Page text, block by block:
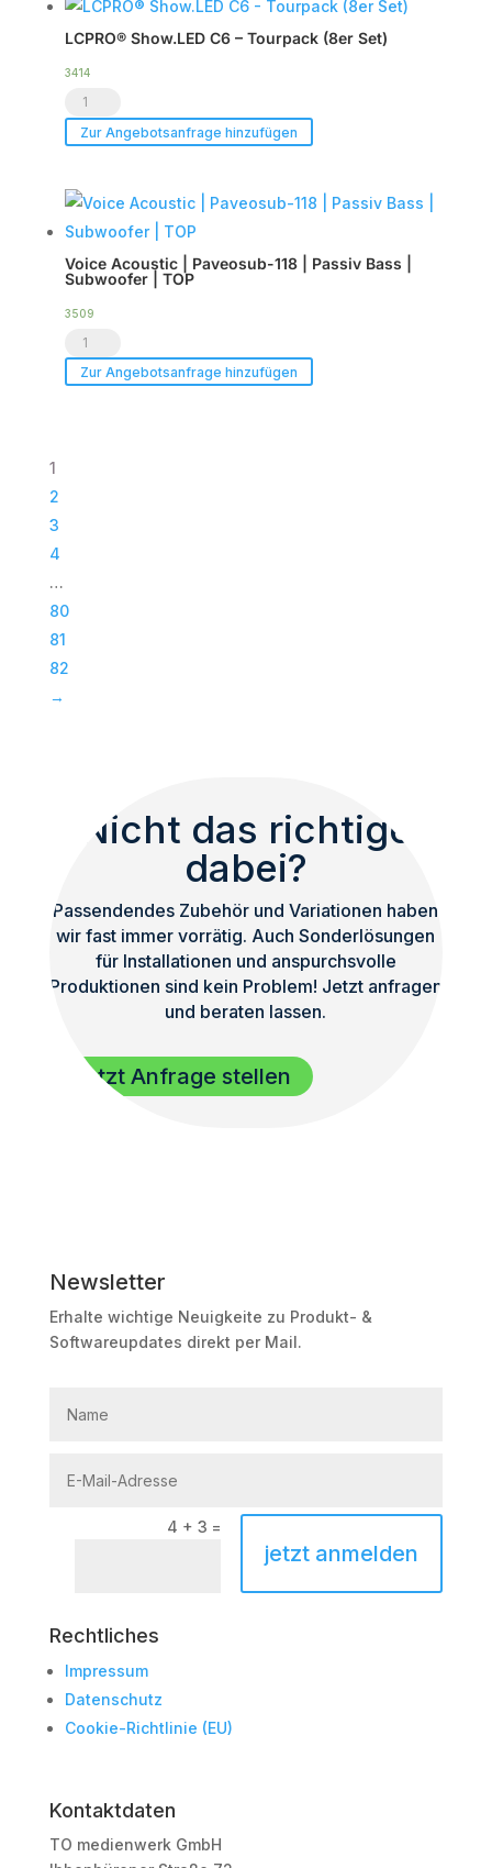
6DA
|
DSP
Endstufe
Case
Menge
LCPRO® Show.LED C6 – Tourpack (8er Set)
3414
LCPRO®
Show.LED
-
Tourpack
(8er
Set)
Zur Angebotsanfrage hinzufügen
Voice Acoustic | Paveosub-118 | Passiv Bass |
Subwoofer | TOP
3509
Voice
Acoustic
Zur Angebotsanfrage hinzufügen
1
2
3
4
…
80
81
82
→
Nicht das richtige
dabei?
Passendendes Zubehör und Variationen haben
wir fast immer vorrätig. Auch Sonderlösungen
für Installationen und anspurchsvolle
Produktionen sind kein Problem! Jetzt anfragen
und beraten lassen.
Jetzt Anfrage stellen
Newsletter
Erhalte wichtige Neuigkeite zu Produkt- &
Softwareupdates direkt per Mail.
4 + 3 =
jetzt anmelden
Rechtliches
Impressum
Datenschutz
Cookie-Richtlinie (EU)
Kontaktdaten
TO medienwerk GmbH